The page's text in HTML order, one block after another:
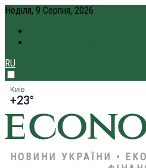
Неділя, 9 Серпня, 2026
RU
Київ
+23°
НОВИНИ УКРАЇНИ •